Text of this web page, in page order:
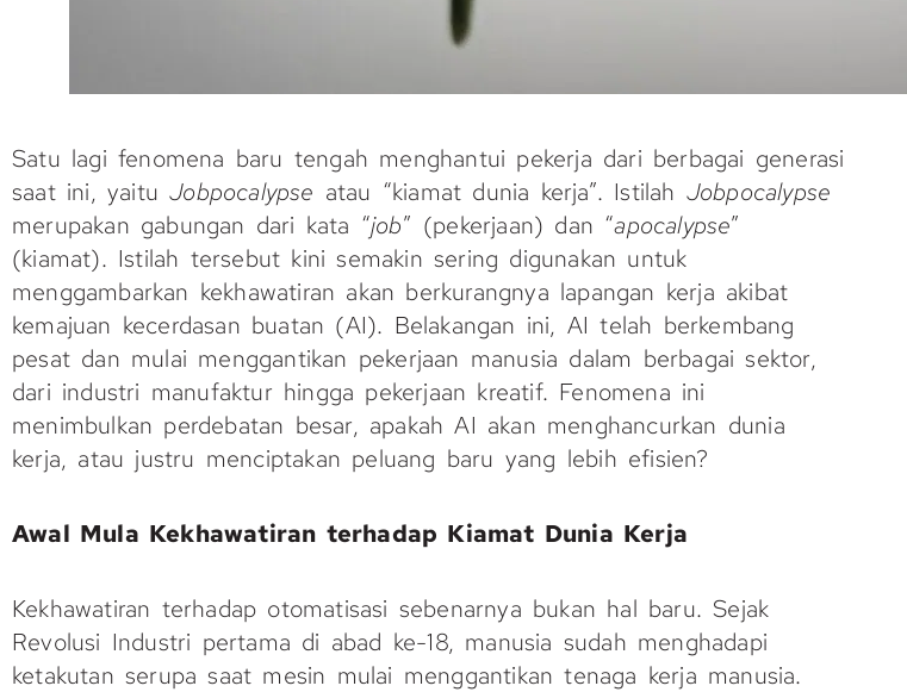
Satu lagi fenomena baru tengah menghantui pekerja dari berbagai generasi
saat ini, yaituJobpocalypse atau “kiamat dunia kerja”. Istilah Jobpocalypse
merupakan gabungan dari kata “job” (pekerjaan) dan “apocalypse”
(kiamat). Istilah tersebut kini semakin sering digunakan untuk
menggambarkan kekhawatiran akan berkurangnya lapangan kerja akibat
kemajuan kecerdasan buatan (AI). Belakangan ini, AI telah berkembang
pesat dan mulai menggantikan pekerjaan manusia dalam berbagai sektor,
dari industri manufaktur hingga pekerjaan kreatif. Fenomena ini
menimbulkan perdebatan besar, apakah AI akan menghancurkan dunia
kerja, atau justru menciptakan peluang baru yang lebih efisien?
Awal Mula Kekhawatiran terhadap Kiamat Dunia Kerja
Kekhawatiran terhadap otomatisasi sebenarnya bukan hal baru. Sejak
Revolusi Industri pertama di abad ke-18, manusia sudah menghadapi
ketakutan serupa saat mesin mulai menggantikan tenaga kerja manusia.